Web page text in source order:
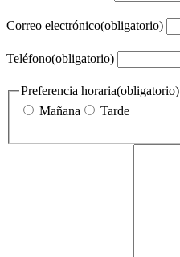
Correo electrónico(obligatorio)
Teléfono(obligatorio)
Preferencia horaria(obligatorio)
Mañana
Tarde